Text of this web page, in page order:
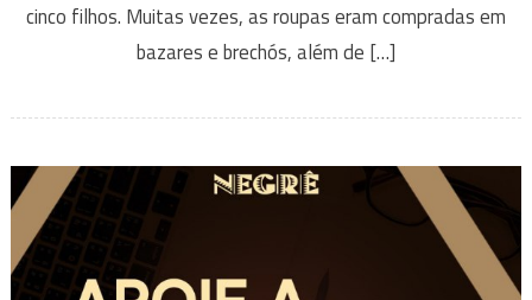
cinco filhos. Muitas vezes, as roupas eram compradas em
bazares e brechós, além de […]